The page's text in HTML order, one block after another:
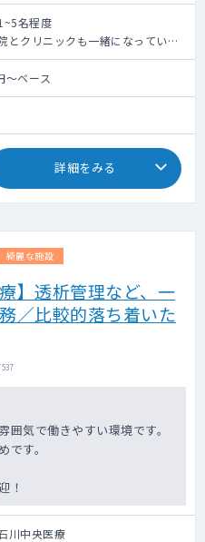
名程度
とクリニックも一緒になっている
医師として、
、入所者様の体調管理をお願いし
いませんが、何か有事の際にはオ
ご対応をお願いしております。
の頻度としましては、季節柄によ
ますが、年に数回程度です。
宅もございますので、住んでいた
～ベース
詳細をみる
綺麗な施設
】透析管理など、一
／比較的落ち着いた
気で働きやすい環境です。
す。
！
川中央医療